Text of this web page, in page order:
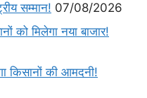
सम्मान! 07/08/2026
को मिलेगा नया बाजार!
किसानों की आमदनी!